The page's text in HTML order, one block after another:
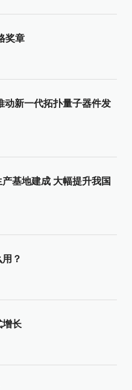
奖章
动新一代拓扑量子器件发
基地建成 大幅提升我国
？
增长